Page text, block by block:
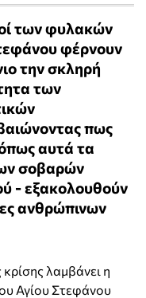
των φυλακών
φέρνουν
την σκληρή
των
πως
αυτά τα
σοβαρών
- εξακολουθούν
ανθρώπινων
λαμβάνει η
Αγίου Στεφάνου